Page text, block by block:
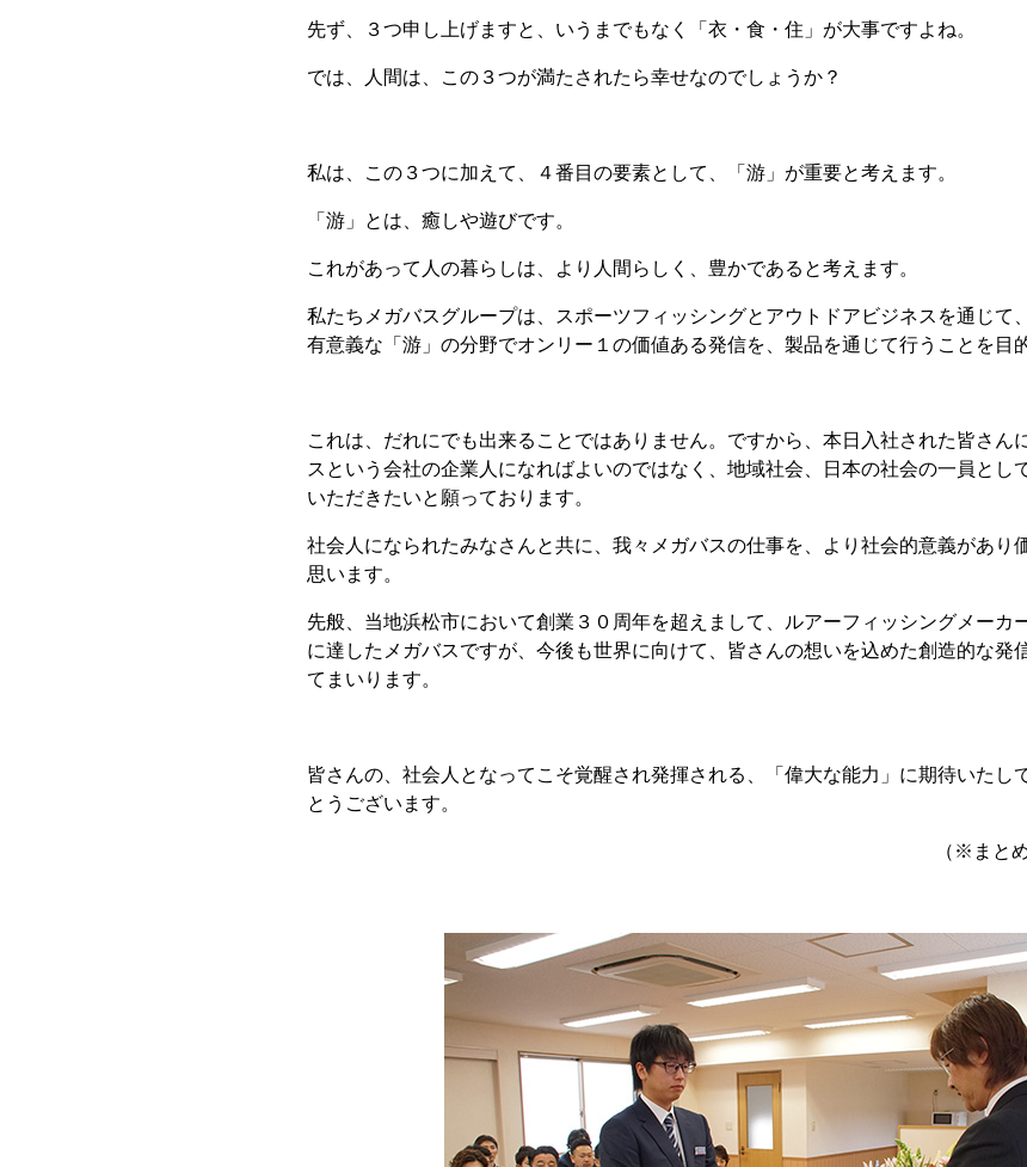
先ず、３つ申し上げますと、いうまでもなく「衣・食・住」が大事ですよね。
では、人間は、この３つが満たされたら幸せなのでしょうか？
私は、この３つに加えて、４番目の要素として、「游」が重要と考えます。
「游」とは、癒しや遊びです。
これがあって人の暮らしは、より人間らしく、豊かであると考えます。
私たちメガバスグループは、スポーツフィッシングとアウトドアビジネスを通じて
有意義な「游」の分野でオンリー１の価値ある発信を、製品を通じて行うことを目
これは、だれにでも出来ることではありません。ですから、本日入社された皆さん
スという会社の企業人になればよいのではなく、地域社会、日本の社会の一員とし
いただきたいと願っております。
社会人になられたみなさんと共に、我々メガバスの仕事を、より社会的意義があり
思います。
先般、当地浜松市において創業３０周年を超えまして、ルアーフィッシングメーカ
に達したメガバスですが、今後も世界に向けて、皆さんの想いを込めた創造的な発
てまいります。
皆さんの、社会人となってこそ覚醒され発揮される、「偉大な能力」に期待いたし
とうございます。
（※まと